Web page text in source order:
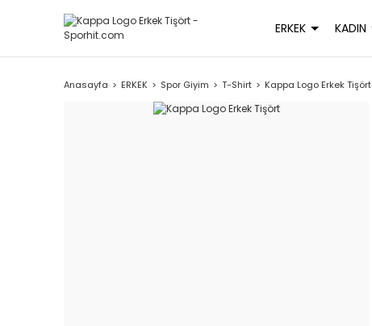
ERKEK KADIN
Anasayfa ERKEK Spor Giyim T-Shirt Kappa Logo Erkek Tişört